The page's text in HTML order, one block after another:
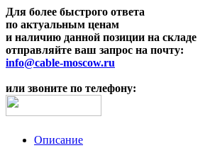
Для более быстрого ответа
по актуальным ценам
и наличию данной позиции на складе
отправляйте ваш запрос на почту:
info@cable-moscow.ru
или звоните по телефону:
Описание